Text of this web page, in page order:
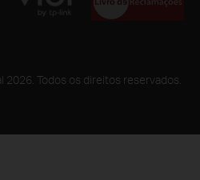
Todos os direitos reservados.